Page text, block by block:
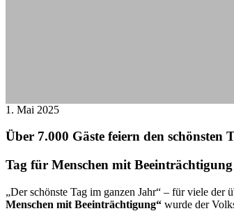
1. Mai 2025
Über 7.000 Gäste feiern den schönsten
Tag für Menschen mit
„Der schönste Tag im ganzen Jahr“ – für viele
Menschen mit Beeinträchtigung“ wurde der